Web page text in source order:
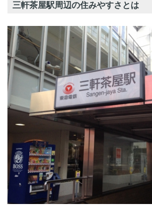
三軒茶屋駅周辺の住みやすさとは